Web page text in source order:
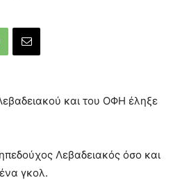
και του ΟΦΗ έληξε
Λεβαδειακός όσο και
γκολ.